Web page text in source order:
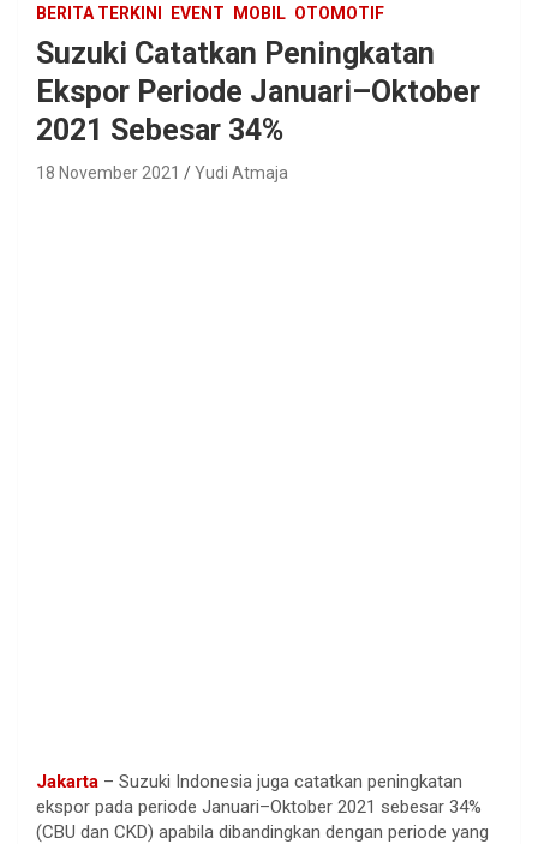
BERITA TERKINI EVENT MOBIL OTOMOTIF
Suzuki Catatkan Peningkatan
Ekspor Periode Januari–Oktober
2021 Sebesar 34%
18 November 2021 Yudi Atmaja
Jakarta – Suzuki Indonesia juga catatkan peningkatan
ekspor pada periode Januari–Oktober 2021 sebesar 34%
(CBU dan CKD) apabila dibandingkan dengan periode yang